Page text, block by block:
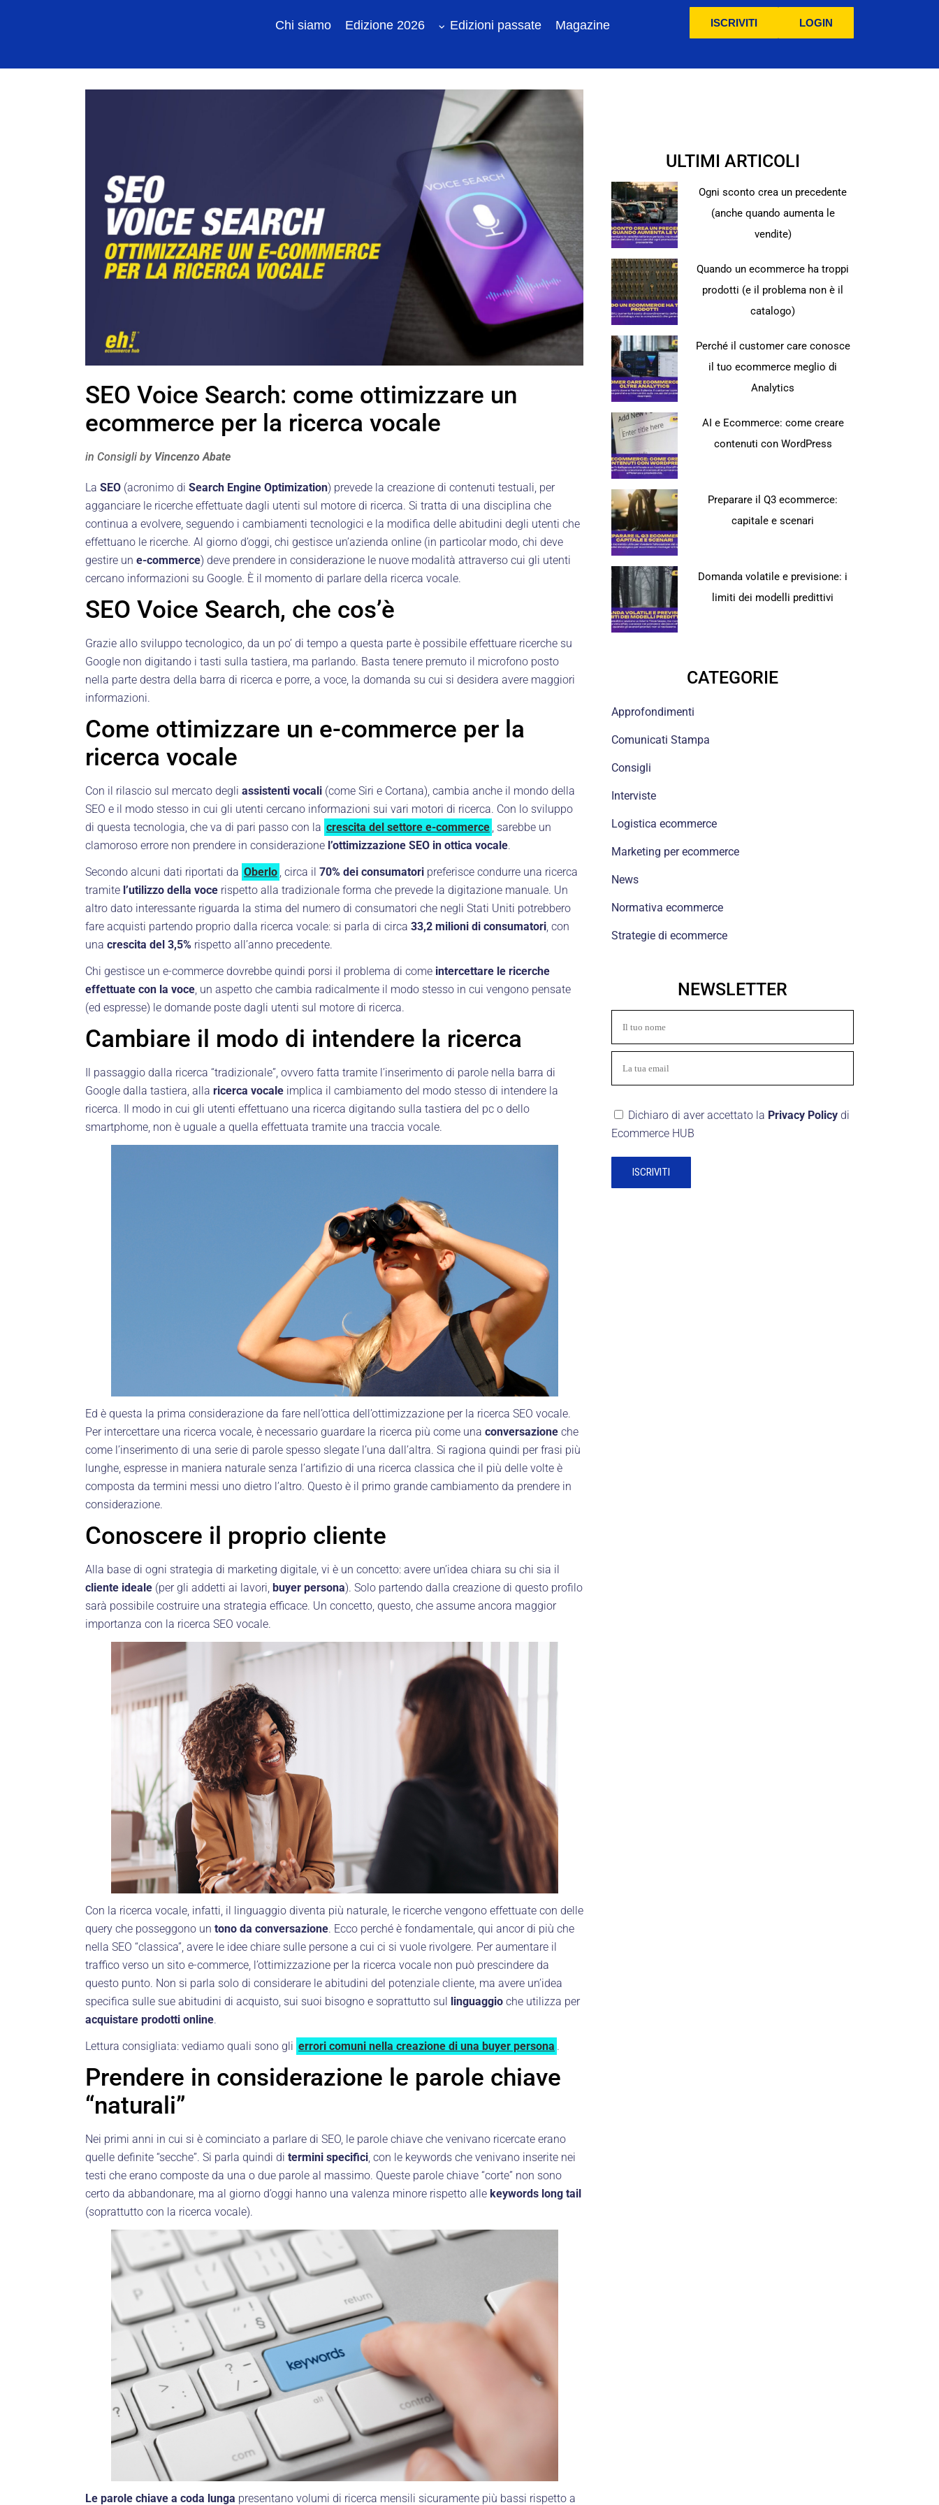
ISCRIVITI LOGIN
Chi siamo Edizione 2026 Edizioni passate Magazine
SEO Voice Search: come ottimizzare un
ecommerce per la ricerca vocale
in Consigli by Vincenzo Abate
La SEO (acronimo di Search Engine Optimization) prevede la creazione di contenuti testuali, per
agganciare le ricerche effettuate dagli utenti sul motore di ricerca. Si tratta di una disciplina che
continua a evolvere, seguendo i cambiamenti tecnologici e la modifica delle abitudini degli utenti che
effettuano le ricerche. Al giorno d’oggi, chi gestisce un’azienda online (in particolar modo, chi deve
gestire un e-commerce) deve prendere in considerazione le nuove modalità attraverso cui gli utenti
cercano informazioni su Google. È il momento di parlare della ricerca vocale.
SEO Voice Search, che cos’è
Grazie allo sviluppo tecnologico, da un po’ di tempo a questa parte è possibile effettuare ricerche su
Google non digitando i tasti sulla tastiera, ma parlando. Basta tenere premuto il microfono posto
nella parte destra della barra di ricerca e porre, a voce, la domanda su cui si desidera avere maggiori
informazioni.
Come ottimizzare un e-commerce per la
ricerca vocale
Con il rilascio sul mercato degli assistenti vocali (come Siri e Cortana), cambia anche il mondo della
SEO e il modo stesso in cui gli utenti cercano informazioni sui vari motori di ricerca. Con lo sviluppo
di questa tecnologia, che va di pari passo con la crescita del settore e-commerce , sarebbe un
clamoroso errore non prendere in considerazione l’ottimizzazione SEO in ottica vocale.
Secondo alcuni dati riportati da Oberlo , circa il 70% dei consumatori preferisce condurre una ricerca
tramite l’utilizzo della voce rispetto alla tradizionale forma che prevede la digitazione manuale. Un
altro dato interessante riguarda la stima del numero di consumatori che negli Stati Uniti potrebbero
fare acquisti partendo proprio dalla ricerca vocale: si parla di circa 33,2 milioni di consumatori, con
una crescita del 3,5% rispetto all’anno precedente.
Chi gestisce un e-commerce dovrebbe quindi porsi il problema di come intercettare le ricerche
effettuate con la voce, un aspetto che cambia radicalmente il modo stesso in cui vengono pensate
(ed espresse) le domande poste dagli utenti sul motore di ricerca.
Cambiare il modo di intendere la ricerca
Il passaggio dalla ricerca “tradizionale”, ovvero fatta tramite l’inserimento di parole nella barra di
Google dalla tastiera, alla ricerca vocale implica il cambiamento del modo stesso di intendere la
ricerca. Il modo in cui gli utenti effettuano una ricerca digitando sulla tastiera del pc o dello
smartphome, non è uguale a quella effettuata tramite una traccia vocale.
Ed è questa la prima considerazione da fare nell’ottica dell’ottimizzazione per la ricerca SEO vocale.
Per intercettare una ricerca vocale, è necessario guardare la ricerca più come una conversazione che
come l’inserimento di una serie di parole spesso slegate l’una dall’altra. Si ragiona quindi per frasi più
lunghe, espresse in maniera naturale senza l’artifizio di una ricerca classica che il più delle volte è
composta da termini messi uno dietro l’altro. Questo è il primo grande cambiamento da prendere in
considerazione.
Conoscere il proprio cliente
Alla base di ogni strategia di marketing digitale, vi è un concetto: avere un’idea chiara su chi sia il
cliente ideale (per gli addetti ai lavori, buyer persona). Solo partendo dalla creazione di questo profilo
sarà possibile costruire una strategia efficace. Un concetto, questo, che assume ancora maggior
importanza con la ricerca SEO vocale.
Con la ricerca vocale, infatti, il linguaggio diventa più naturale, le ricerche vengono effettuate con delle
query che posseggono un tono da conversazione. Ecco perché è fondamentale, qui ancor di più che
nella SEO “classica”, avere le idee chiare sulle persone a cui ci si vuole rivolgere. Per aumentare il
traffico verso un sito e-commerce, l’ottimizzazione per la ricerca vocale non può prescindere da
questo punto. Non si parla solo di considerare le abitudini del potenziale cliente, ma avere un’idea
specifica sulle sue abitudini di acquisto, sui suoi bisogno e soprattutto sul
linguaggio che utilizza per
acquistare prodotti online.
Lettura consigliata: vediamo quali sono gli errori comuni nella creazione di una buyer persona .
Prendere in considerazione le parole chiave
“naturali”
Nei primi anni in cui si è cominciato a parlare di SEO, le parole chiave che venivano ricercate erano
quelle definite “secche”. Si parla quindi di termini specifici, con le keywords che venivano inserite nei
testi che erano composte da una o due parole al massimo. Queste parole chiave “corte” non sono
certo da abbandonare, ma al giorno d’oggi hanno una valenza minore rispetto alle keywords long tail
(soprattutto con la ricerca vocale).
Le parole chiave a coda lunga presentano volumi di ricerca mensili sicuramente più bassi rispetto a
ULTIMI ARTICOLI
Ogni sconto crea un precedente
(anche quando aumenta le
vendite)
Quando un ecommerce ha troppi
prodotti (e il problema non è il
catalogo)
Perché il customer care conosce
il tuo ecommerce meglio di
Analytics
AI e Ecommerce: come creare
contenuti con WordPress
Preparare il Q3 ecommerce:
capitale e scenari
Domanda volatile e previsione: i
limiti dei modelli predittivi
CATEGORIE
Approfondimenti
Comunicati Stampa
Consigli
Interviste
Logistica ecommerce
Marketing per ecommerce
News
Normativa ecommerce
Strategie di ecommerce
NEWSLETTER
Dichiaro di aver accettato la Privacy Policy di
Ecommerce HUB